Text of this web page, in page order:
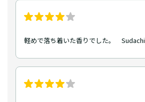
軽めで落ち着いた香りでした。 Sudachi